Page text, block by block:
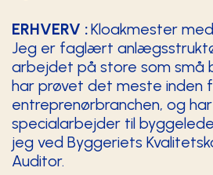
ERHVERV :Kloakmester
Jeg er faglært
arbejdet på store som små
har prøvet det meste inden
entreprenørbranchen, og
specialarbejder til
jeg ved Byggeriets
Auditor.